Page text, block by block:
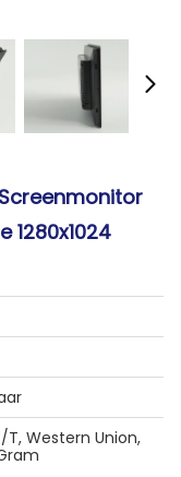
1280x1024
T, Western Union,